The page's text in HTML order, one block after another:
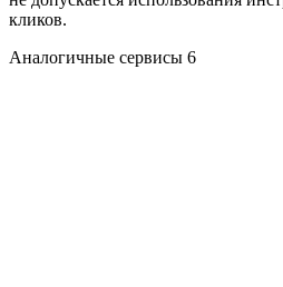
кликов.
Аналогичные сервисы 6